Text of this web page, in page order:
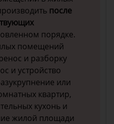
после
порядке.
помещений
и разборку
и устройство
или
квартир,
кухонь и
жилой площади